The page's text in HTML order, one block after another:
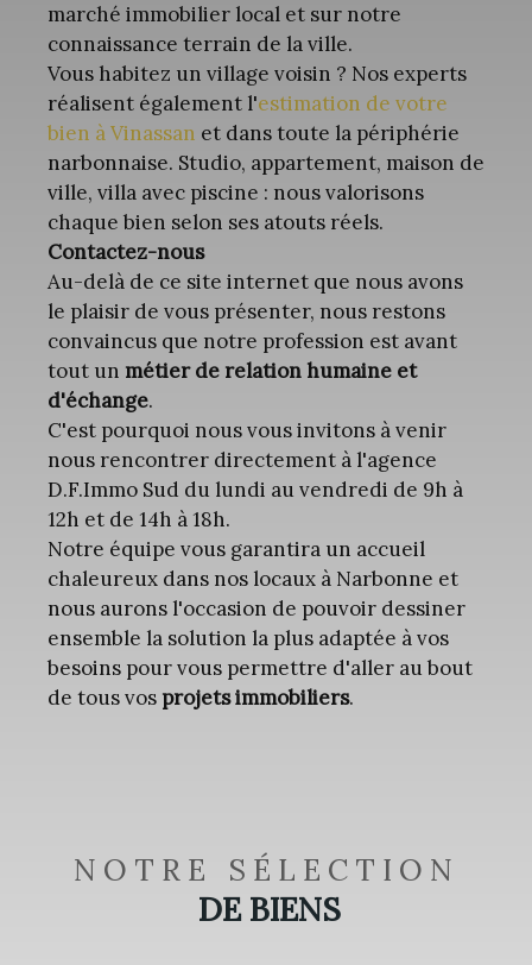
marché immobilier local et sur notre
connaissance terrain de la ville.
Vous habitez un village voisin ? Nos experts
réalisent également l'estimation de votre
bien à Vinassan et dans toute la périphérie
narbonnaise. Studio, appartement, maison de
ville, villa avec piscine : nous valorisons
chaque bien selon ses atouts réels.
Contactez-nous
Au-delà de ce site internet que nous avons
le plaisir de vous présenter, nous restons
convaincus que notre profession est avant
tout un métier de relation humaine et
d'échange.
C'est pourquoi nous vous invitons à venir
nous rencontrer directement à l'agence
D.F.Immo Sud du lundi au vendredi de 9h à
12h et de 14h à 18h.
Notre équipe vous garantira un accueil
chaleureux dans nos locaux à Narbonne et
nous aurons l'occasion de pouvoir dessiner
ensemble la solution la plus adaptée à vos
besoins pour vous permettre d'aller au bout
de tous vos projets immobiliers.
NOTRE SÉLECTION
DE BIENS